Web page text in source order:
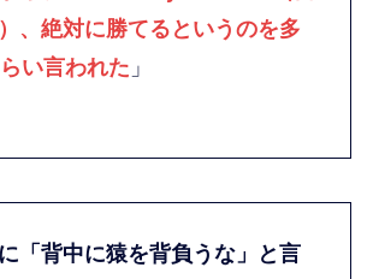
、絶対に勝てるというのを多
い言われた 」
「背中に猿を背負うな」と言